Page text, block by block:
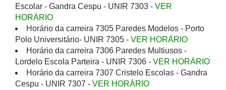
Escolar - Gandra Cespu - UNIR 7303 - VER
HORÁRIO
Horário da carreira 7305 Paredes Modelos - Porto
Polo Universitário- UNIR 7305 - VER HORÁRIO
Horário da carreira 7306 Paredes Multiusos -
Lordelo Escola Parteira - UNIR 7306 - VER HORÁRIO
Horário da carreira 7307 Cristelo Escolas - Gandra
Cespu - UNIR 7307 - VER HORÁRIO